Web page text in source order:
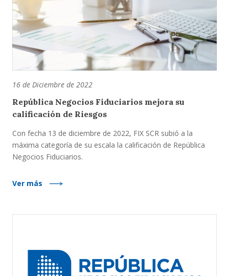
16 de Diciembre de 2022
República Negocios Fiduciarios mejora su
calificación de Riesgos
Con fecha 13 de diciembre de 2022, FIX SCR subió a la
máxima categoría de su escala la calificación de República
Negocios Fiduciarios.
Ver más